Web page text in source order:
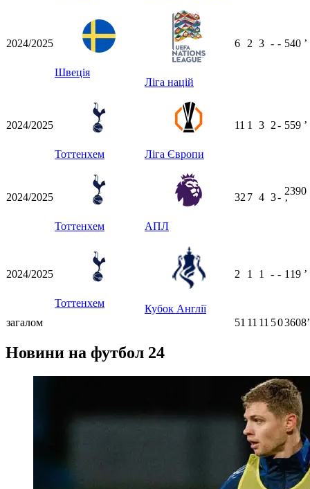
2024/2025
Швеція
Ліга націй
6 2 3 - - 540 ʼ
2024/2025
Тоттенхем Ліга Європи
11 1 3 2- 559 ʼ
2024/2025
Тоттенхем АПЛ
32 7 4 3-
2390
ʼ
2024/2025
Тоттенхем Кубок Англії
2 1 1 - - 119 ʼ
загалом 51 11 11 503608ʼ
Новини на футбол 24